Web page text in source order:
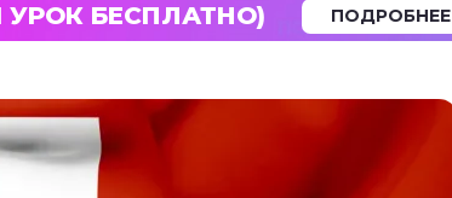
УРОК БЕСПЛАТНО) ПОДРОБНЕЕ